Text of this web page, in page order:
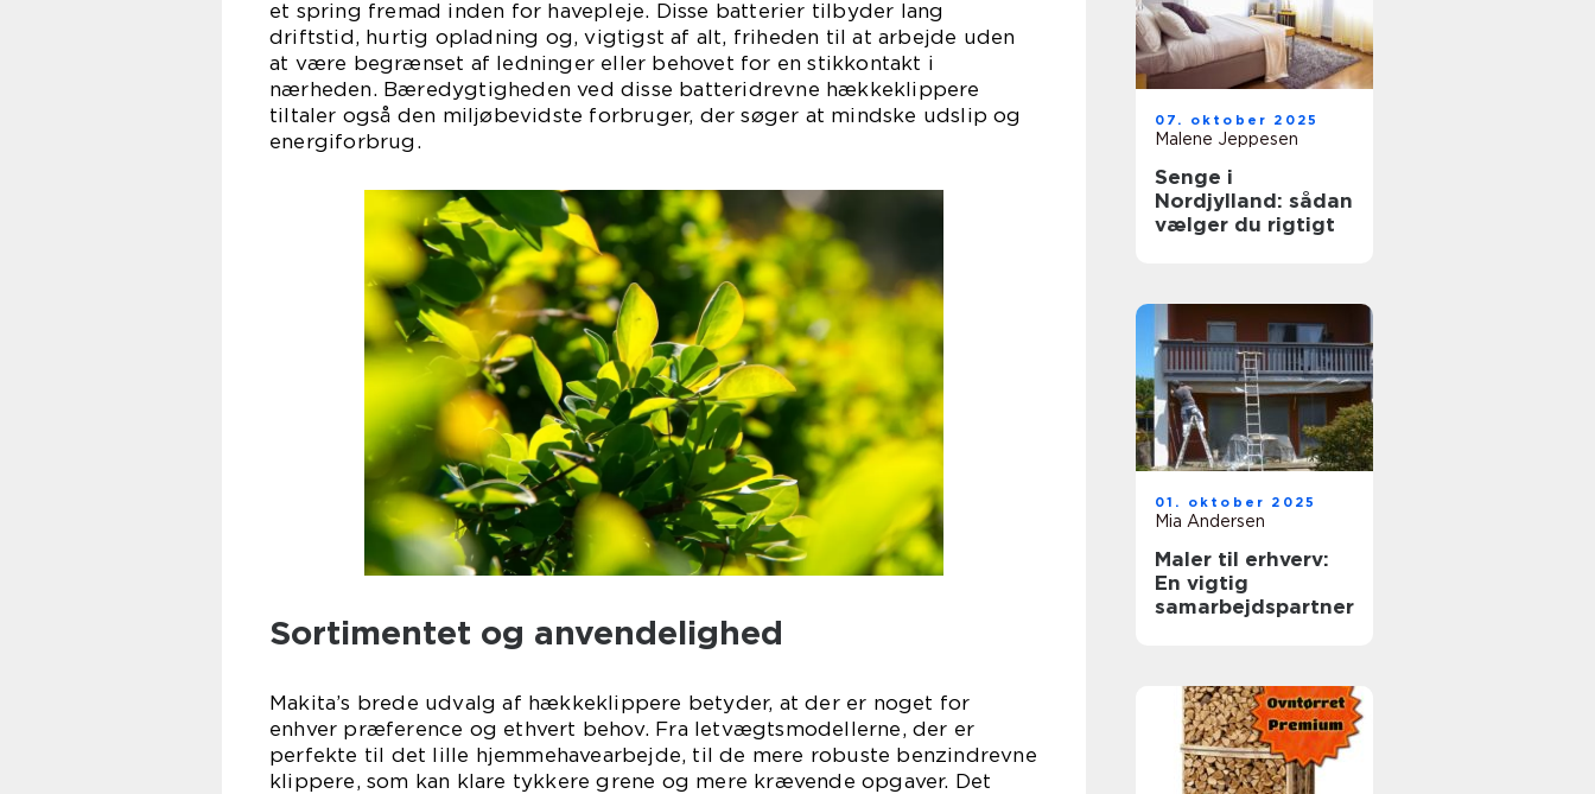
et spring fremad inden for havepleje. Disse batterier tilbyder lang
driftstid, hurtig opladning og, vigtigst af alt, friheden til at arbejde uden
at være begrænset af ledninger eller behovet for en stikkontakt i
nærheden. Bæredygtigheden ved disse batteridrevne hækkeklippere
tiltaler også den miljøbevidste forbruger, der søger at mindske udslip og
energiforbrug.
Sortimentet og anvendelighed
Makita’s brede udvalg af hækkeklippere betyder, at der er noget for
enhver præference og ethvert behov. Fra letvægtsmodellerne, der er
perfekte til det lille hjemmehavearbejde, til de mere robuste benzindrevne
klippere, som kan klare tykkere grene og mere krævende opgaver. Det
07. oktober 2025
Malene Jeppesen
Senge i
Nordjylland: sådan
vælger du rigtigt
01. oktober 2025
Mia Andersen
Maler til erhverv:
En vigtig
samarbejdspartner